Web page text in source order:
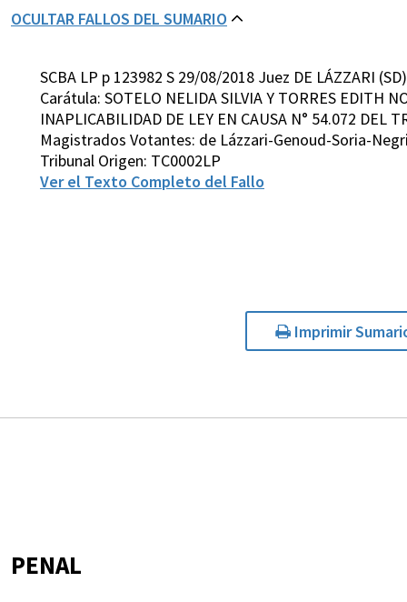
OCULTAR FALLOS DEL SUMARIO
SCBA LP p 123982 S 29/08/2018 Juez DE LÁZZARI (SD)
Carátula: SOTELO NELIDA SILVIA Y TORRES EDITH
INAPLICABILIDAD DE LEY EN CAUSA N° 54.072 DEL
Magistrados Votantes: de Lázzari-Genoud-Soria-
Tribunal Origen: TC0002LP
Ver el Texto Completo del Fallo
Imprimir
PENAL